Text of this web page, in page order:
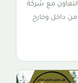
مع شركة
داخل وخارج